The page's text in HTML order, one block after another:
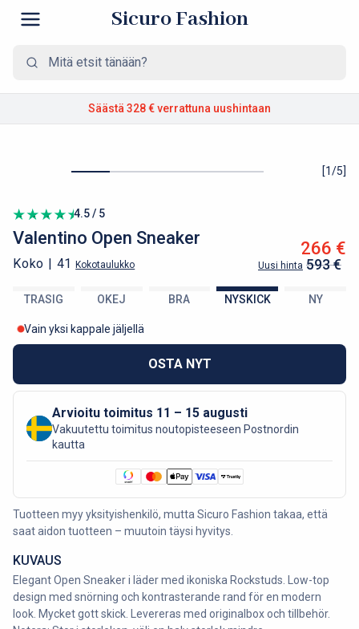
Sicuro Fashion
Säästä 328 €verrattuna uushintaan
[1/5]
4.5 / 5
Valentino Open Sneaker
Koko | 41 Kokotaulukko
266 €
Uusi hinta 593 €
TRASIG OKEJ BRA NYSKICK NY
Vain yksi kappale jäljellä
OSTA NYT
Arvioitu toimitus 11 – 15 augusti
Vakuutettu toimitus noutopisteeseen Postnordin
kautta
Tuotteen myy yksityishenkilö, mutta Sicuro Fashion takaa, että
saat aidon tuotteen – muutoin täysi hyvitys.
KUVAUS
Elegant Open Sneaker i läder med ikoniska Rockstuds. Low-top
design med snörning och kontrasterande rand för en modern
look. Mycket gott skick. Levereras med originalbox och tillbehör.